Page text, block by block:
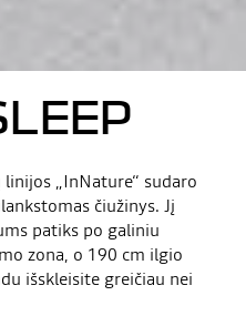
linijos „InNature“ sudaro
čiužinys. Jį
patiks po galiniu
zona, o 190 cm ilgio
išskleisite greičiau nei